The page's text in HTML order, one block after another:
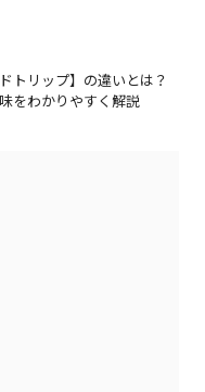
トリップ】の違いとは？
をわかりやすく解説